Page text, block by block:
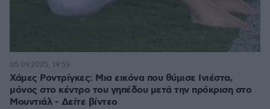
Χάμες Ροντρίγκες: Μια εικόνα που θύμισε Ινιέστα,
μόνος στο κέντρο του γηπέδου μετά την πρόκριση στο
Μουντιάλ - Δείτε βίντεο
05.09.2025, 19:59